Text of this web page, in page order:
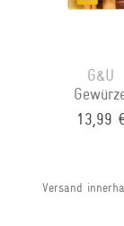
G&U
13,99
Versand